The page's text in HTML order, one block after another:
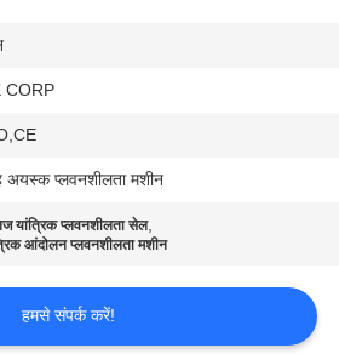
CORP
अयस्क प्लवनशीलता मशीन
यांत्रिक प्लवनशीलता सेल,
आंदोलन प्लवनशीलता मशीन
हमसे संपर्क करें!